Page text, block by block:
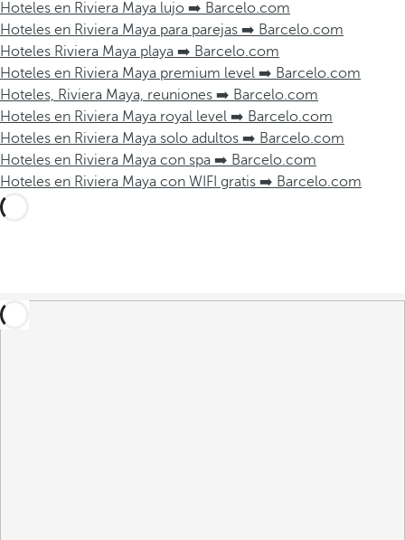
Hoteles en Riviera Maya lujo ➡️ Barcelo.com
Hoteles en Riviera Maya para parejas ➡️ Barcelo.com
Hoteles Riviera Maya playa ➡️ Barcelo.com
Hoteles en Riviera Maya premium level ➡️ Barcelo.com
Hoteles, Riviera Maya, reuniones ➡️ Barcelo.com
Hoteles en Riviera Maya royal level ➡️ Barcelo.com
Hoteles en Riviera Maya solo adultos ➡️ Barcelo.com
Hoteles en Riviera Maya con spa ➡️ Barcelo.com
Hoteles en Riviera Maya con WIFI gratis ➡️ Barcelo.com